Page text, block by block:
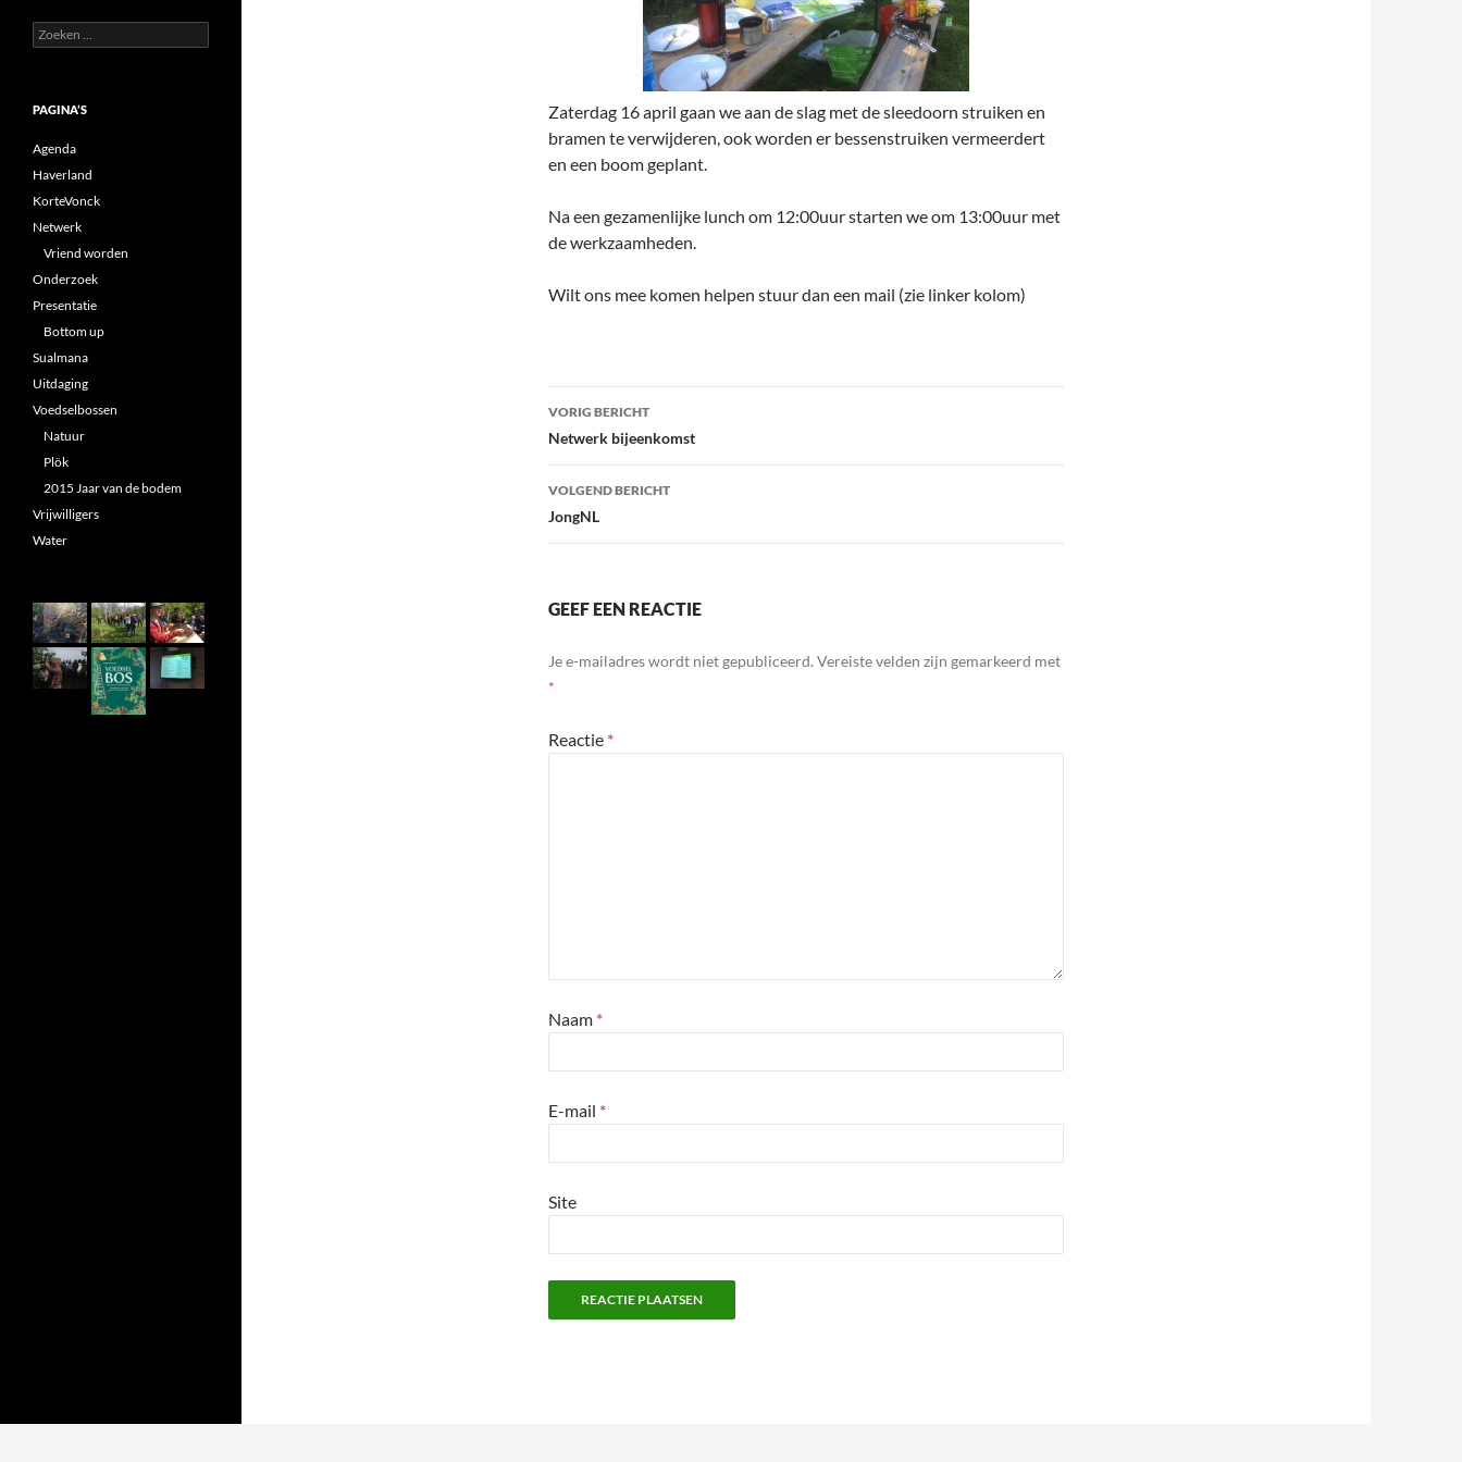
Zaterdag 16 april gaan we aan de slag met de sleedoorn struiken en
bramen te verwijderen, ook worden er bessenstruiken vermeerdert
en een boom geplant.
Na een gezamenlijke lunch om 12:00uur starten we om 13:00uur met
de werkzaamheden.
Wilt ons mee komen helpen stuur dan een mail (zie linker kolom)
Bericht
navigatie
VORIG BERICHT
Netwerk bijeenkomst
VOLGEND BERICHT
JongNL
GEEF EEN REACTIE
Je e-mailadres wordt niet gepubliceerd. Vereiste velden zijn gemarkeerd met
*
Reactie *
Naam *
E-mail *
Site
Zoeken
naar:
PAGINA’S
Agenda
Haverland
KorteVonck
Netwerk
Vriend worden
Onderzoek
Presentatie
Bottom up
Sualmana
Uitdaging
Voedselbossen
Natuur
Plök
2015 Jaar van de bodem
Vrijwilligers
Water